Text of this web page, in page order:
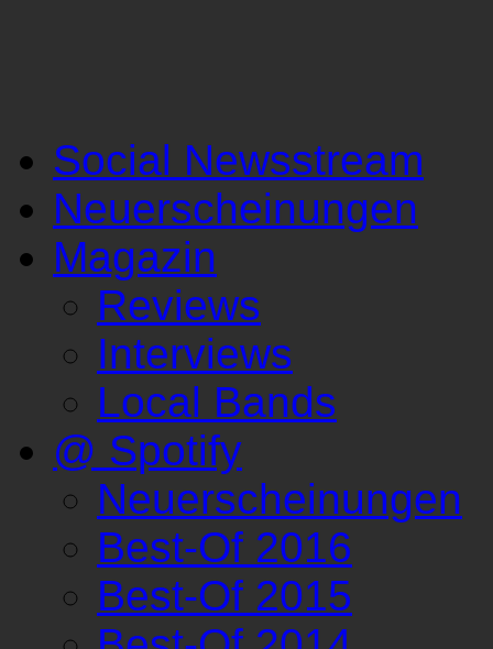
Social Newsstream
Neuerscheinungen
Magazin
Reviews
Interviews
Local Bands
@ Spotify
Neuerscheinungen
Best-Of 2016
Best-Of 2015